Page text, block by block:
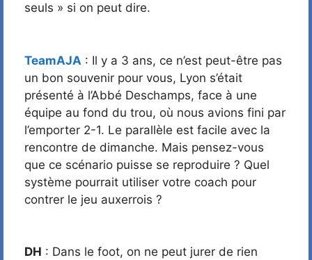
seuls » si on peut dire.
TeamAJA : Il y a 3 ans, ce n’est peut-être pas
un bon souvenir pour vous, Lyon s’était
présenté à l’Abbé Deschamps, face à une
équipe au fond du trou, où nous avions fini par
l’emporter 2-1. Le parallèle est facile avec la
rencontre de dimanche. Mais pensez-vous
que ce scénario puisse se reproduire ? Quel
système pourrait utiliser votre coach pour
contrer le jeu auxerrois ?
DH : Dans le foot, on ne peut jurer de rien